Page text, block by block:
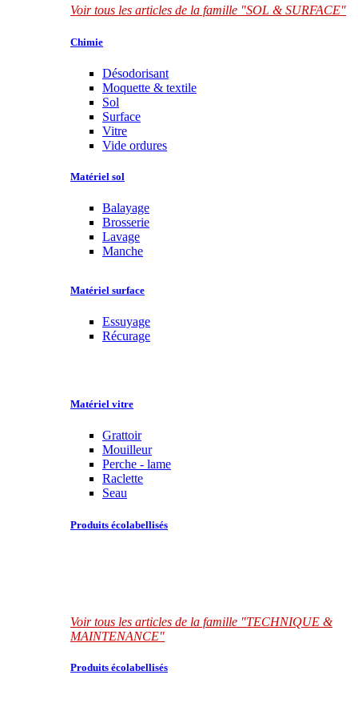
Voir tous les articles de la famille "SOL & SURFACE"
Chimie
Désodorisant
Moquette & textile
Sol
Surface
Vitre
Vide ordures
Matériel sol
Balayage
Brosserie
Lavage
Manche
Matériel surface
Essuyage
Récurage
Matériel vitre
Grattoir
Mouilleur
Perche - lame
Raclette
Seau
Produits écolabellisés
Voir tous les articles de la famille "TECHNIQUE &
MAINTENANCE"
Produits écolabellisés